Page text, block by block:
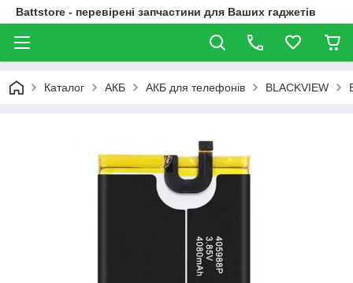
Battstore - перевірені запчастини для Ваших гаджетів
Каталог АКБ АКБ для телефонів BLACKVIEW